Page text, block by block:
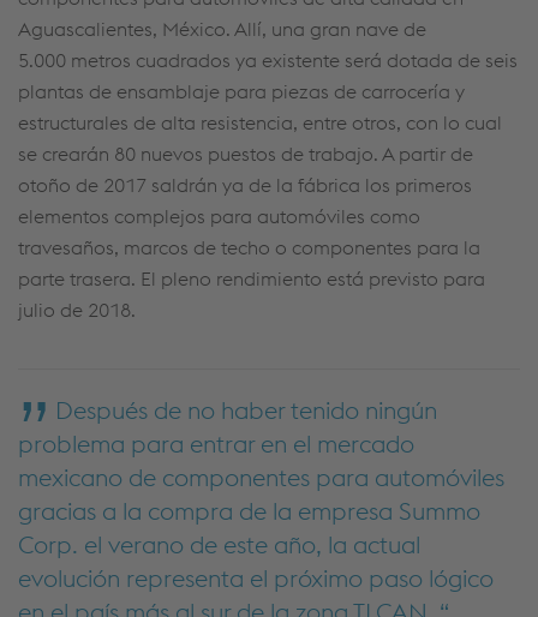
Aguascalientes, México. Allí, una gran nave de
5.000 metros cuadrados ya existente será dotada de seis
plantas de ensamblaje para piezas de carrocería y
estructurales de alta resistencia, entre otros, con lo cual
se crearán 80 nuevos puestos de trabajo. A partir de
otoño de 2017 saldrán ya de la fábrica los primeros
elementos complejos para automóviles como
travesaños, marcos de techo o componentes para la
parte trasera. El pleno rendimiento está previsto para
julio de 2018.
Después de no haber tenido ningún
problema para entrar en el mercado
mexicano de componentes para automóviles
gracias a la compra de la empresa Summo
Corp. el verano de este año, la actual
evolución representa el próximo paso lógico